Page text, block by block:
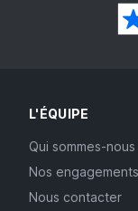
L'ÉQUIPE
Qui sommes-nous
Nos engagements
Nous contacter